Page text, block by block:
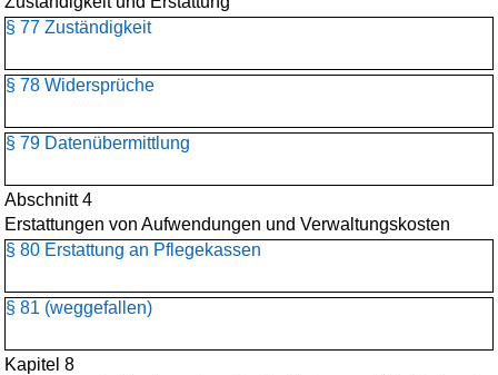
§ 77 Zuständigkeit
§ 78 Widersprüche
§ 79 Datenübermittlung
Abschnitt 4
Erstattungen von Aufwendungen und Verwaltungskosten
§ 80 Erstattung an Pflegekassen
§ 81 (weggefallen)
Kapitel 8